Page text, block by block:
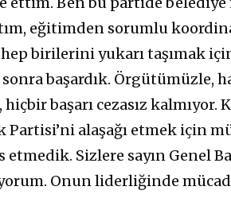
eğitimden sorumlu
hep birilerini yukarı taşımak
başardık. Örgütümüzle,
başarı cezasız kalmıyor.
alaşağı etmek için
Sizlere sayın Genel
Onun liderliğinde